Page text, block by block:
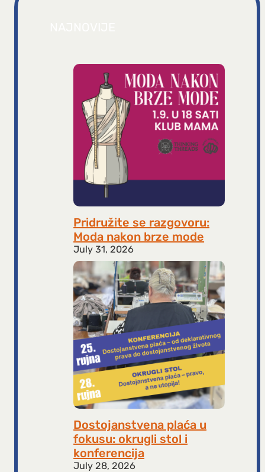
Pridružite se razgovoru:
Moda nakon brze mode
July 31, 2026
Dostojanstvena plaća u
fokusu: okrugli stol i
konferencija
July 28, 2026